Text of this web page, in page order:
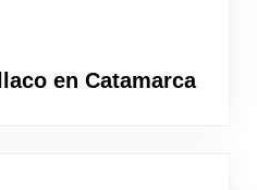
en Catamarca